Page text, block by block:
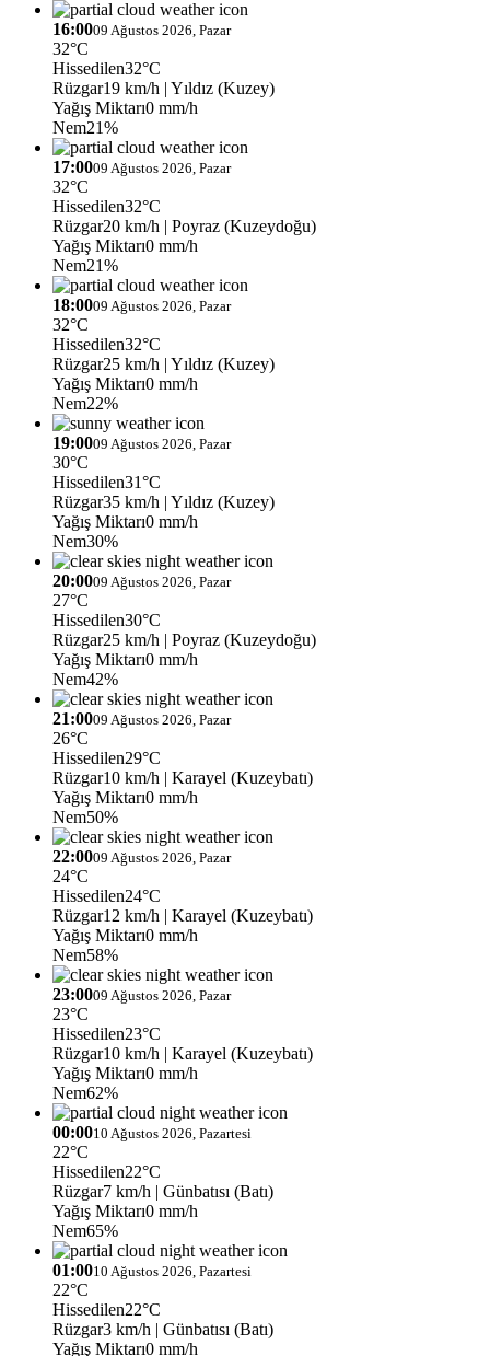
16:0009 Ağustos 2026, Pazar
32°C
Hissedilen32°C
Rüzgar19 km/h | Yıldız (Kuzey)
Yağış Miktarı0 mm/h
Nem21%
17:0009 Ağustos 2026, Pazar
32°C
Hissedilen32°C
Rüzgar20 km/h | Poyraz (Kuzeydoğu)
Yağış Miktarı0 mm/h
Nem21%
18:0009 Ağustos 2026, Pazar
32°C
Hissedilen32°C
Rüzgar25 km/h | Yıldız (Kuzey)
Yağış Miktarı0 mm/h
Nem22%
19:0009 Ağustos 2026, Pazar
30°C
Hissedilen31°C
Rüzgar35 km/h | Yıldız (Kuzey)
Yağış Miktarı0 mm/h
Nem30%
20:0009 Ağustos 2026, Pazar
27°C
Hissedilen30°C
Rüzgar25 km/h | Poyraz (Kuzeydoğu)
Yağış Miktarı0 mm/h
Nem42%
21:0009 Ağustos 2026, Pazar
26°C
Hissedilen29°C
Rüzgar10 km/h | Karayel (Kuzeybatı)
Yağış Miktarı0 mm/h
Nem50%
22:0009 Ağustos 2026, Pazar
24°C
Hissedilen24°C
Rüzgar12 km/h | Karayel (Kuzeybatı)
Yağış Miktarı0 mm/h
Nem58%
23:0009 Ağustos 2026, Pazar
23°C
Hissedilen23°C
Rüzgar10 km/h | Karayel (Kuzeybatı)
Yağış Miktarı0 mm/h
Nem62%
00:0010 Ağustos 2026, Pazartesi
22°C
Hissedilen22°C
Rüzgar7 km/h | Günbatısı (Batı)
Yağış Miktarı0 mm/h
Nem65%
01:0010 Ağustos 2026, Pazartesi
22°C
Hissedilen22°C
Rüzgar3 km/h | Günbatısı (Batı)
Yağış Miktarı0 mm/h